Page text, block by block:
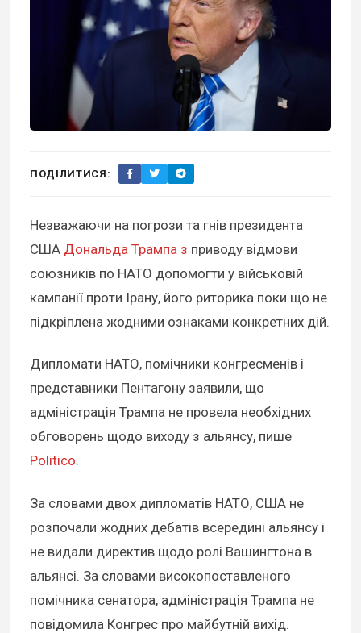
ПОДІЛИТИСЯ:
Незважаючи на погрози та гнів президента
США Дональда Трампа з приводу відмови
союзників по НАТО допомогти у військовій
кампанії проти Ірану, його риторика поки що не
підкріплена жодними ознаками конкретних дій.
Дипломати НАТО, помічники конгресменів і
представники Пентагону заявили, що
адміністрація Трампа не провела необхідних
обговорень щодо виходу з альянсу, пише
Politico.
За словами двох дипломатів НАТО, США не
розпочали жодних дебатів всередині альянсу і
не видали директив щодо ролі Вашингтона в
альянсі. За словами високопоставленого
помічника сенатора, адміністрація Трампа не
повідомила Конгрес про майбутній вихід.